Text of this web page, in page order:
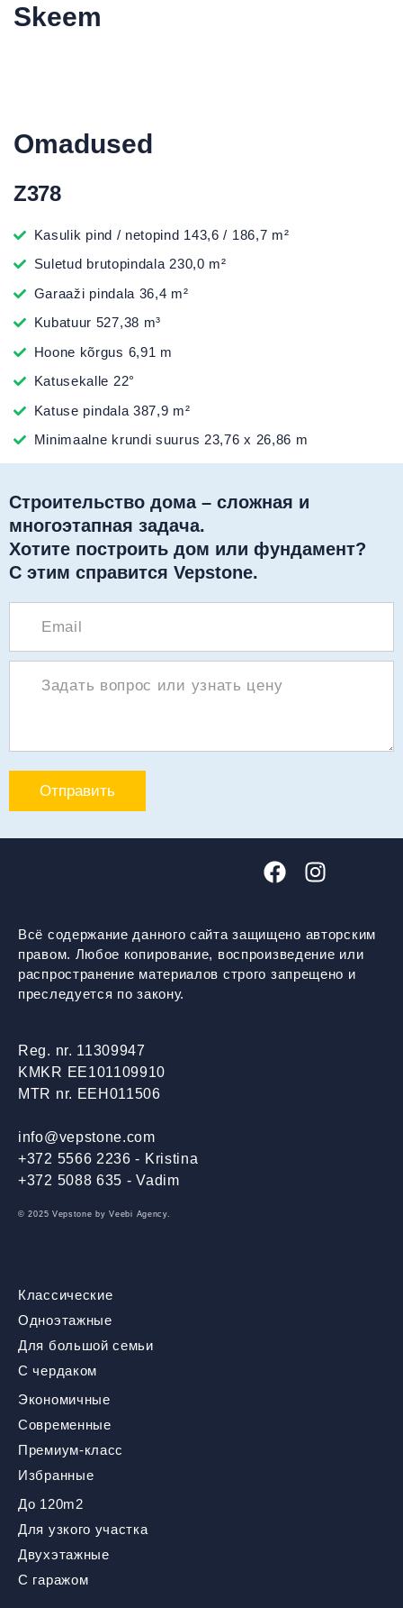
Skeem
Omadused
Z378
Kasulik pind / netopind 143,6 / 186,7 m²
Suletud brutopindala 230,0 m²
Garaaži pindala 36,4 m²
Kubatuur 527,38 m³
Hoone kõrgus 6,91 m
Katusekalle 22°
Katuse pindala 387,9 m²
Minimaalne krundi suurus 23,76 x 26,86 m
Строительство дома – сложная и
многоэтапная задача.
Хотите построить дом или фундамент?
С этим справится Vepstone.
Отправить
Всё содержание данного сайта защищено авторским
правом. Любое копирование, воспроизведение или
распространение материалов строго запрещено и
преследуется по закону.
Reg. nr. 11309947
KMKR EE101109910
MTR nr. EEH011506
info@vepstone.com
+372 5566 2236 - Kristina
+372 5088 635 - Vadim
© 2025 Vepstone byVeebi Agency.
Классические
Одноэтажные
Для большой семьи
С чердаком
Экономичные
Современные
Премиум-класс
Избранные
До 120m2
Для узкого участка
Двухэтажные
С гаражом